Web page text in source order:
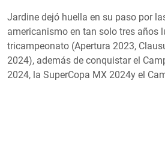
Jardine dejó huella en su paso por
americanismo en tan solo tres años
tricampeonato (Apertura 2023,
2024), además de conquistar el
2024, la SuperCopa MX 2024y el